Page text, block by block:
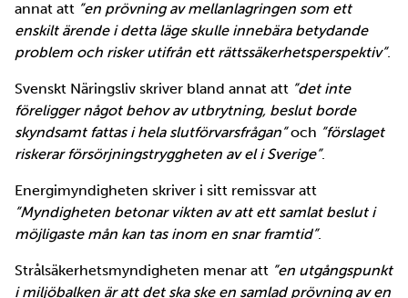
annat att ”en prövning av mellanlagringen som ett
enskilt ärende i detta läge skulle innebära betydande
problem och risker utifrån ett rättssäkerhetsperspektiv”.
Svenskt Näringsliv skriver bland annat att ”det inte
föreligger något behov av utbrytning, beslut borde
skyndsamt fattas i hela slutförvarsfrågan”och ”förslaget
riskerar försörjningstryggheten av el i Sverige”.
Energimyndigheten skriver i sitt remissvar att
”Myndigheten betonar vikten av att ett samlat beslut i
möjligaste mån kan tas inom en snar framtid”.
Strålsäkerhetsmyndigheten menar att ”en utgångspunkt
i miljöbalken är att det ska ske en samlad prövning av en